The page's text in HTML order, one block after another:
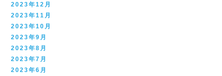
2023年12月
2023年11月
2023年10月
2023年9月
2023年8月
2023年7月
2023年6月